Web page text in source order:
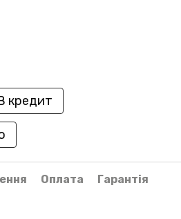
кредит
Оплата Гарантія